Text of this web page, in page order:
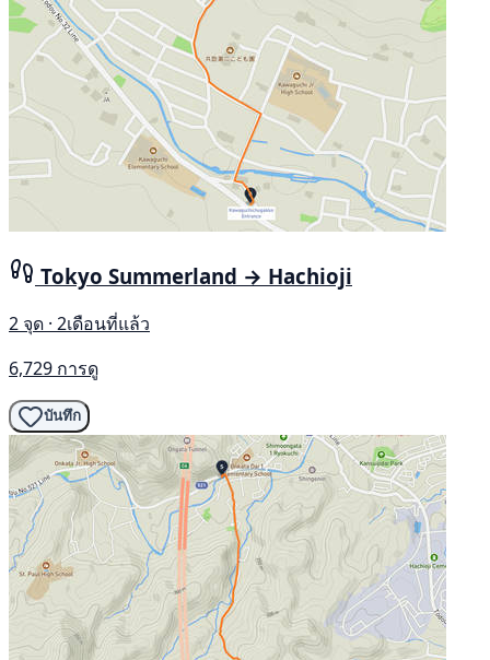
Tokyo Summerland → Hachioji
2 จุด · 2เดือนที่แล้ว
6,729 การดู
บันทึก